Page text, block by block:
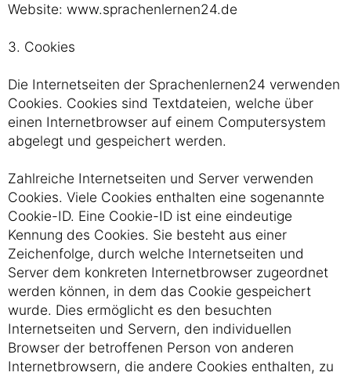
Website: www.sprachenlernen24.de
3. Cookies
Die Internetseiten der Sprachenlernen24 verwenden
Cookies. Cookies sind Textdateien, welche über
einen Internetbrowser auf einem Computersystem
abgelegt und gespeichert werden.
Zahlreiche Internetseiten und Server verwenden
Cookies. Viele Cookies enthalten eine sogenannte
Cookie-ID. Eine Cookie-ID ist eine eindeutige
Kennung des Cookies. Sie besteht aus einer
Zeichenfolge, durch welche Internetseiten und
Server dem konkreten Internetbrowser zugeordnet
werden können, in dem das Cookie gespeichert
wurde. Dies ermöglicht es den besuchten
Internetseiten und Servern, den individuellen
Browser der betroffenen Person von anderen
Internetbrowsern, die andere Cookies enthalten, zu